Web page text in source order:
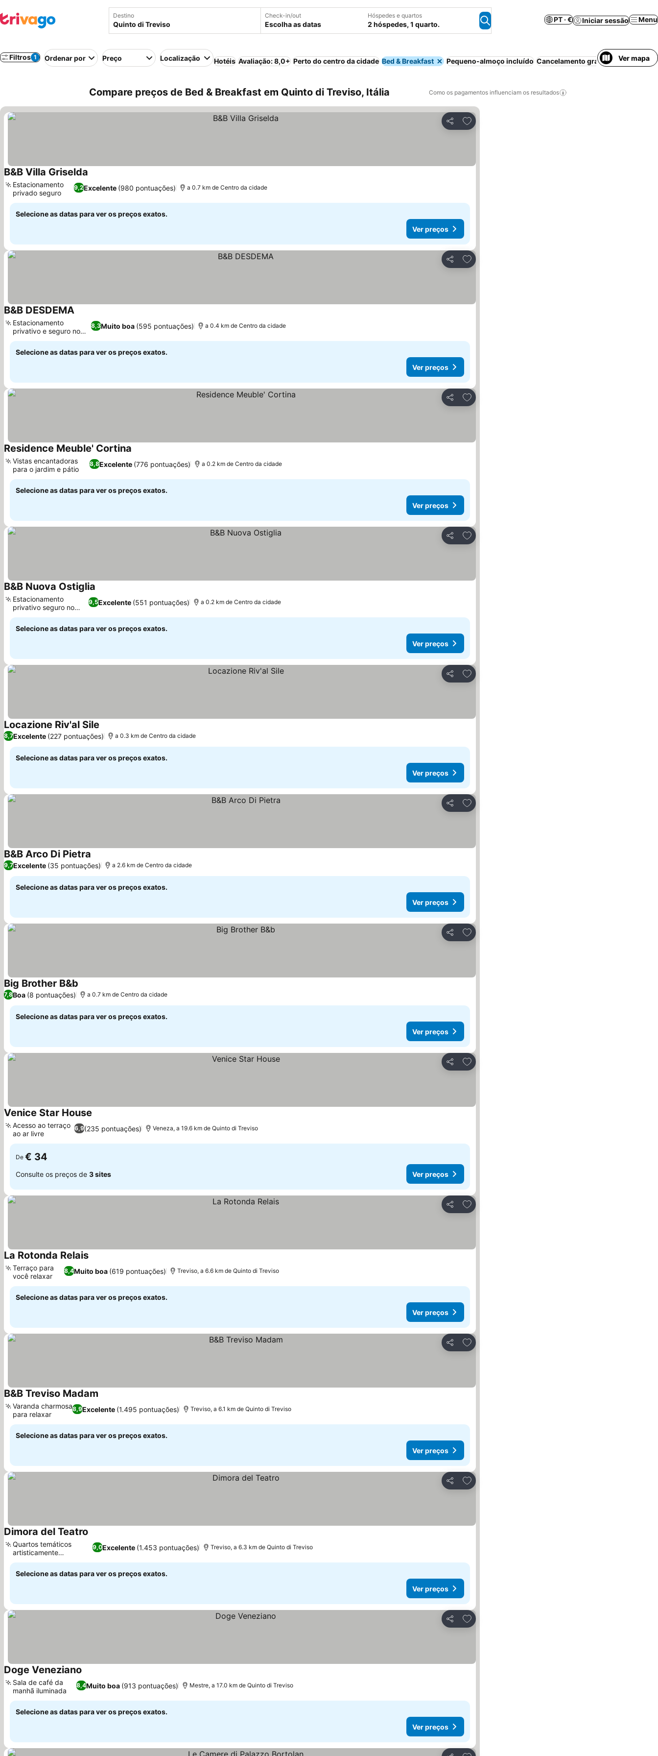
Destino Check-in/out
Escolha as datas
Hóspedes e quartos
2 hóspedes, 1 quarto.
PT · € Iniciar sessão Menu
Filtros 1 Ordenar por Preço Localização Hotéis Avaliação: 8,0+ Perto do centro da cidade Bed & Breakfast Pequeno-almoço incluído Cancelamento gratuito Ver mapa
Compare preços de Bed & Breakfast em Quinto di Treviso, Itália Como os pagamentos influenciam os resultados
Partilhar
Adicionar aos favoritos
B&B Villa Griselda
9,2Excelente (980 pontuações)
Estacionamento
privado seguro
a 0.7 km de Centro da cidade
Selecione as datas para ver os preços exatos.
Ver preços
Partilhar
Adicionar aos favoritos
B&B DESDEMAVer preços
8,3Muito boa (595 pontuações)
Estacionamento
privativo e seguro no
local
a 0.4 km de Centro da cidade
Selecione as datas para ver os preços exatos.
Ver preços
Partilhar
Adicionar aos favoritos
Residence Meuble' Cortina
8,8Excelente (776 pontuações)
Vistas encantadoras
para o jardim e pátio
a 0.2 km de Centro da cidade
Selecione as datas para ver os preços exatos.
Ver preços
Partilhar
Adicionar aos favoritos
B&B Nuova Ostiglia
9,5Excelente (551 pontuações)
Estacionamento
privativo seguro no
local
a 0.2 km de Centro da cidade
Selecione as datas para ver os preços exatos.
Ver preços
Partilhar
Adicionar aos favoritos
Locazione Riv'al Sile Ver preços
8,7Excelente (227 pontuações) a 0.3 km de Centro da cidade
Selecione as datas para ver os preços exatos.
Ver preços
Partilhar
Adicionar aos favoritos
B&B Arco Di Pietra Ver preços
9,7Excelente (35 pontuações) a 2.6 km de Centro da cidade
Selecione as datas para ver os preços exatos.
Ver preços
Partilhar
Adicionar aos favoritos
Big Brother B&b Ver preços
7,8Boa (8 pontuações) a 0.7 km de Centro da cidade
Selecione as datas para ver os preços exatos.
Ver preços
Partilhar
Adicionar aos favoritos
Venice Star House
6,9(235 pontuações)
Acesso ao terraço
ao ar livre
Veneza, a 19.6 km de Quinto di Treviso
De € 34
Consulte os preços de 3 sites Ver preços
Partilhar
Adicionar aos favoritos
La Rotonda RelaisVer preços
8,4Muito boa (619 pontuações)
Terraço para
você relaxar
Treviso, a 6.6 km de Quinto di Treviso
Selecione as datas para ver os preços exatos.
Ver preços
Partilhar
Adicionar aos favoritos
B&B Treviso Madam
8,9Excelente (1.495 pontuações)
Varanda charmosa
para relaxar
Treviso, a 6.1 km de Quinto di Treviso
Selecione as datas para ver os preços exatos.
Ver preços
Partilhar
Adicionar aos favoritos
Dimora del Teatro
9,0Excelente (1.453 pontuações)
Quartos temáticos
artisticamente
decorados
Treviso, a 6.3 km de Quinto di Treviso
Selecione as datas para ver os preços exatos.
Ver preços
Partilhar
Adicionar aos favoritos
Doge Veneziano
8,4Muito boa (913 pontuações)
Sala de café da
manhã iluminada
Mestre, a 17.0 km de Quinto di Treviso
Selecione as datas para ver os preços exatos.
Ver preços